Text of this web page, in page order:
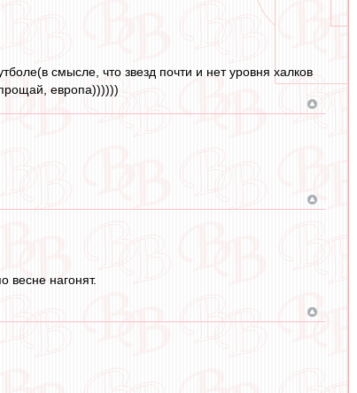
смысле, что звезд почти и нет уровня халков
европа))))))
весне нагонят.